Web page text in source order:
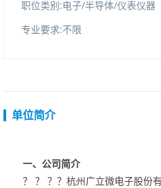
职位类别:电子/半导体/仪表仪器
专业要求:不限
单位简介
一、 公司简介
？？？？ 杭州广立微电子股份